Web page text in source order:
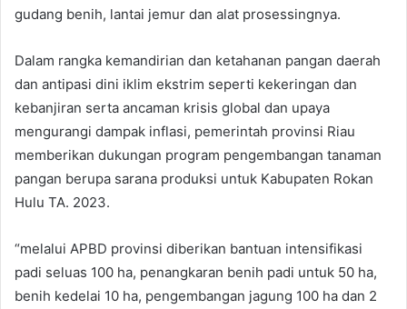
gudang benih, lantai jemur dan alat prosessingnya.
Dalam rangka kemandirian dan ketahanan pangan daerah
dan antipasi dini iklim ekstrim seperti kekeringan dan
kebanjiran serta ancaman krisis global dan upaya
mengurangi dampak inflasi, pemerintah provinsi Riau
memberikan dukungan program pengembangan tanaman
pangan berupa sarana produksi untuk Kabupaten Rokan
Hulu TA. 2023.
“melalui APBD provinsi diberikan bantuan intensifikasi
padi seluas 100 ha, penangkaran benih padi untuk 50 ha,
benih kedelai 10 ha, pengembangan jagung 100 ha dan 2